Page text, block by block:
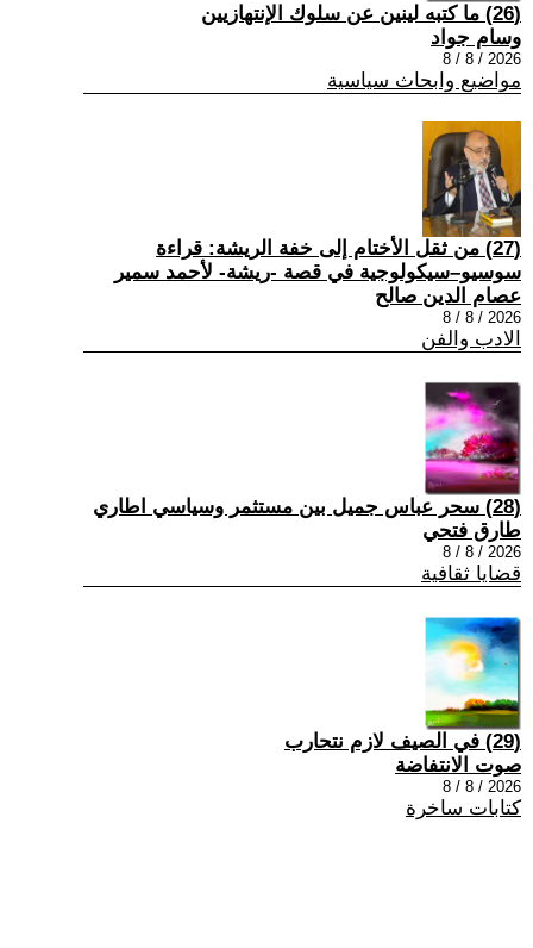
(26) ما كتبه لينين عن سلوك الإنتهازيين
وسام جواد
2026 / 8 / 8
مواضيع وابحاث سياسية
(27) من ثقل الأختام إلى خفة الريشة: قراءة
سوسيو–سيكولوجية في قصة -ريشة- لأحمد سمير
عصام الدين صالح
2026 / 8 / 8
الادب والفن
(28) سحر عباس جميل بين مستثمر وسياسي اطاري
طارق فتحي
2026 / 8 / 8
قضايا ثقافية
(29) في الصيف لازم نتحارب
صوت الانتفاضة
2026 / 8 / 8
كتابات ساخرة